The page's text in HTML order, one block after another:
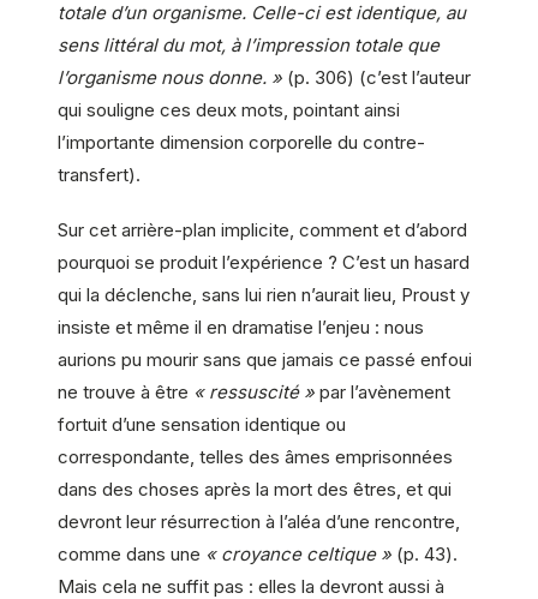
totale d’un organisme. Celle-ci est identique, au
sens littéral du mot, à l’impression totale que
l’organisme nous donne. » (p. 306) (c’est l’auteur
qui souligne ces deux mots, pointant ainsi
l’importante dimension corporelle du contre-
transfert).
Sur cet arrière-plan implicite, comment et d’abord
pourquoi se produit l’expérience ? C’est un hasard
qui la déclenche, sans lui rien n’aurait lieu, Proust y
insiste et même il en dramatise l’enjeu : nous
aurions pu mourir sans que jamais ce passé enfoui
ne trouve à être « ressuscité » par l’avènement
fortuit d’une sensation identique ou
correspondante, telles des âmes emprisonnées
dans des choses après la mort des êtres, et qui
devront leur résurrection à l’aléa d’une rencontre,
comme dans une « croyance celtique » (p. 43).
Mais cela ne suffit pas : elles la devront aussi à